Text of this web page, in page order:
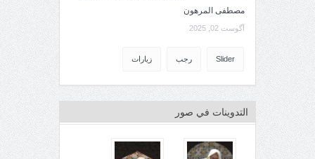
مصطفى المرهون
آگوست 02, 2025
Slider رجب زيارات
التدوينات في صور